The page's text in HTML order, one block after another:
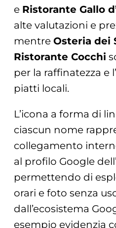
e Ristorante Gallo
alte valutazioni e
mentre Osteria dei
Ristorante Cocchi
per la raffinatezza e
piatti locali.
L’icona a forma di
ciascun nome
collegamento
al profilo Google
permettendo di
orari e foto senza
dall’ecosistema
esempio evidenzia